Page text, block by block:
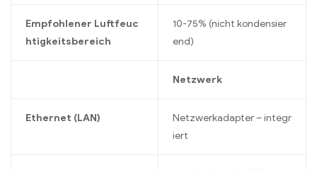
Empfohlener Luftfeuc
htigkeitsbereich
10-75% (nicht kondensier
end)
Netzwerk
Ethernet (LAN)
Netzwerkadapter – integr
iert